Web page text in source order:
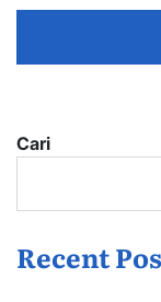
Cari
Recent